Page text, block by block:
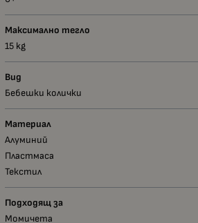
Максимално тегло
15 kg
Вид
Бебешки колички
Материал
Алуминий
Пластмаса
Текстил
Подходящ за
Момичета